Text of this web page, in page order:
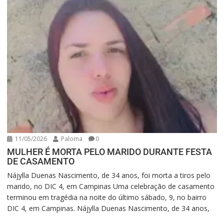
11/05/2026 Paloma 0
MULHER É MORTA PELO MARIDO DURANTE FESTA
DE CASAMENTO
Nájylla Duenas Nascimento, de 34 anos, foi morta a tiros pelo
marido, no DIC 4, em Campinas Uma celebração de casamento
terminou em tragédia na noite do último sábado, 9, no bairro
DIC 4, em Campinas. Nájylla Duenas Nascimento, de 34 anos,